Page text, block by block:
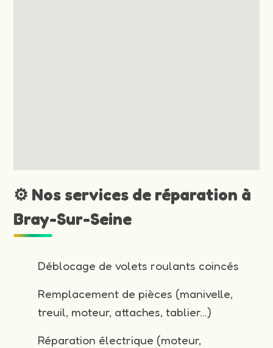
⚙️ Nos services de réparation à
Bray-Sur-Seine
Déblocage de volets roulants coincés
Remplacement de pièces (manivelle,
treuil, moteur, attaches, tablier…)
Réparation électrique (moteur,